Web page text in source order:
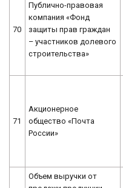
70
Публично-правовая
компания «Фонд
защиты прав граждан
– участников долевого
строительства»
71
Акционерное
общество «Почта
России»
Объем выручки от